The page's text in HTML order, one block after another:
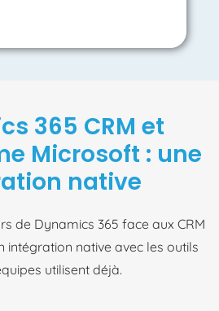
365 CRM et
Microsoft : une
native
de Dynamics 365 face aux CRM
intégration native avec les outils
utilisent déjà.